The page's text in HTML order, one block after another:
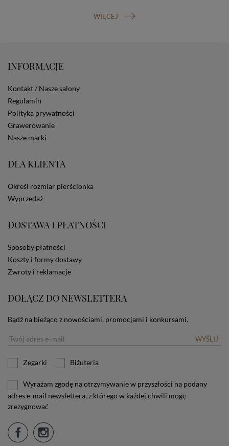
przetwarzanie danych w dowolnym momencie;
Informacja o dobrowolności podania danych
nie podasz danych, nie będziesz mógł przeglądać
zawartości naszej strony
Zautomatyzowane podejmowanie decyzji
Na stronie Sklepu są wykorzystywane pliki cookies.
Stosowane są one w celach zapewnienia maksymalnej
wygody wszystkich użytkowników (w tym Kupujących)
anonimowych danych dla celów reklamowych i
portale społecznościowe, np. Facebook). Korzystanie
dotyczących cookies oznacza, że będą one
użytkownika. Jeżeli użytkownik nie wyraża zgody na
informacji o plikach cookies.
WIĘCEJ
INFORMACJE
Kontakt / Nasze salony
Regulamin
Polityka prywatności
Grawerowanie
Nasze marki
DLA KLIENTA
Określ rozmiar pierścionka
Wyprzedaż
DOSTAWA I PŁATNOŚCI
Sposoby płatności
Koszty i formy dostawy
Zwroty i reklamacje
DOŁĄCZ DO NEWSLETTERA
Bądź na bieżąco z nowościami, promocjami i konkursami.
WYŚLIJ
Zegarki Biżuteria
Wyrażam zgodę na otrzymywanie w przyszłości na podany
adres e-mail newslettera, z którego w każdej chwili mogę
zrezygnować